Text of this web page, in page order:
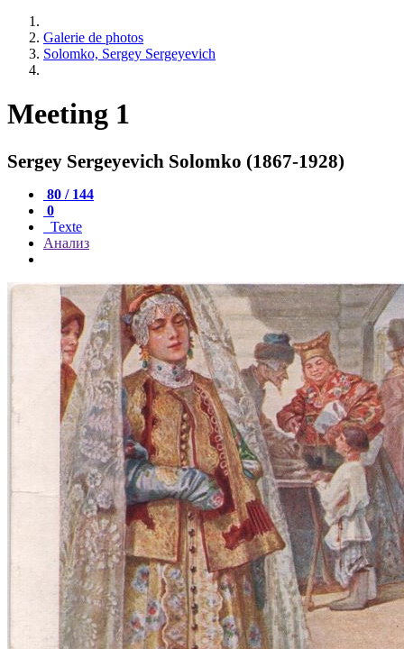
Galerie de photos
Solomko, Sergey Sergeyevich
Meeting 1
Sergey Sergeyevich Solomko (1867-1928)
80 / 144
0
Texte
Анализ